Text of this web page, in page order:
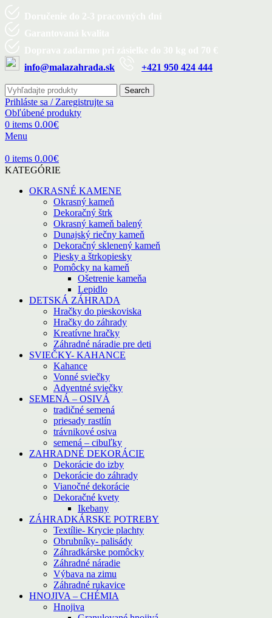
info@malazahrada.sk
+421 950 424 444
Search
Prihláste sa / Zaregistrujte sa
Obľúbené produkty
0 items 0.00€
Menu
0 items 0.00€
KATEGÓRIE
OKRASNÉ KAMENE
Okrasný kameň
Dekoračný štrk
Okrasný kameň balený
Dunajský riečny kameň
Dekoračný sklenený kameň
Piesky a štrkopiesky
Pomôcky na kameň
Ošetrenie kameňa
Lepidlo
DETSKÁ ZÁHRADA
Hračky do pieskoviska
Hračky do záhrady
Kreatívne hračky
Záhradné náradie pre deti
SVIEČKY- KAHANCE
Kahance
Vonné sviečky
Adventné sviečky
SEMENÁ – OSIVÁ
tradičné semená
priesady rastlín
trávnikové osiva
semená – cibuľky
ZAHRADNÉ DEKORÁCIE
Dekorácie do izby
Dekorácie do záhrady
Vianočné dekorácie
Dekoračné kvety
Ikebany
ZÁHRADKÁRSKE POTREBY
Textílie- Krycie plachty
Obrubníky- palisády
Záhradkárske pomôcky
Záhradné náradie
Výbava na zimu
Záhradné rukavice
HNOJIVA – CHÉMIA
Hnojiva